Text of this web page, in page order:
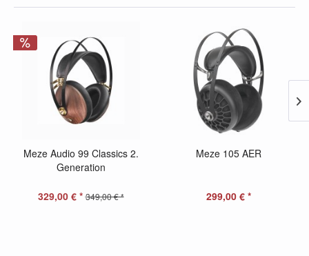
Meze Audio 99 Classics 2.
Generation
329,00 € * 349,00 € *
Meze 105 AER
299,00 € *